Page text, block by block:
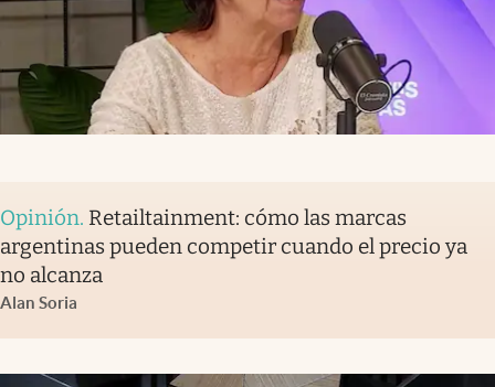
Opinión. Retailtainment: cómo las marcas
argentinas pueden competir cuando el precio ya
no alcanza
Alan Soria